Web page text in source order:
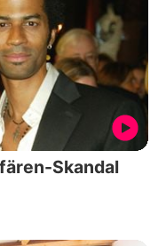
Skandal